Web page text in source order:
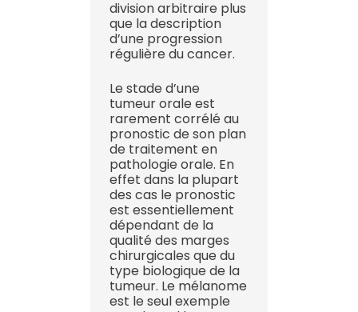
division arbitraire plus
que la description
d’une progression
régulière du cancer.
Le stade d’une
tumeur orale est
rarement corrélé au
pronostic de son plan
de traitement en
pathologie orale. En
effet dans la plupart
des cas le pronostic
est essentiellement
dépendant de la
qualité des marges
chirurgicales que du
type biologique de la
tumeur. Le mélanome
est le seul exemple